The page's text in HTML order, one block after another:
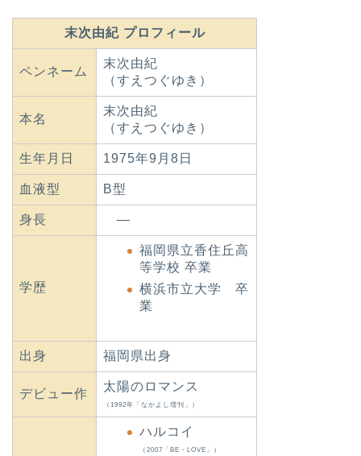
末次由紀 プロフィール
ペンネーム
末次由紀
（すえつぐゆき）
本名
末次由紀
（すえつぐゆき）
生年月日 1975年9月8日
血液型 B型
身長 ―
学歴
福岡県立香住丘高
等学校 卒業
横浜市立大学 卒
業
出身 福岡県出身
デビュー作
太陽のロマンス
（1992年「なかよし増刊」）
ハルコイ
（2007「BE・LOVE」）